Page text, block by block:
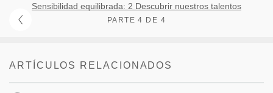
Sensibilidad equilibrada: 2 Descubrir nuestros talentos
PARTE 4 DE 4
ARTÍCULOS RELACIONADOS